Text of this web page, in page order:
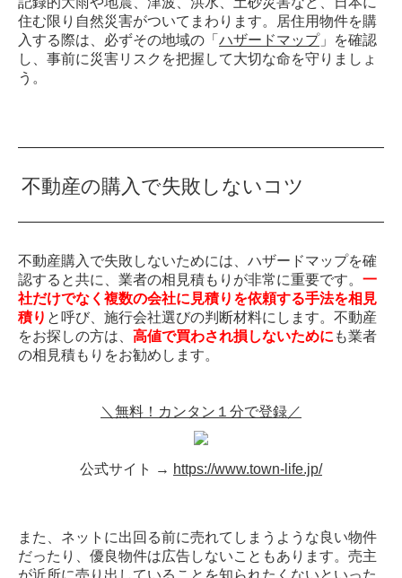
住む限り自然災害がついてまわります。居住用物件を購
入する際は、必ずその地域の「 ハザードマップ」を確認
し、事前に災害リスクを把握して大切な命を守りましょ
う。
不動産の購入で失敗しないコツ
不動産購入で失敗しないためには、ハザードマップを確
認すると共に、業者の相見積もりが非常に重要です。 一
社だけでなく複数の会社に見積りを依頼する手法を相見
積り と呼び、施行会社選びの判断材料にします。不動産
をお探しの方は、 高値で買わされ損しないために も業者
の相見積もりをお勧めします。
＼無料！カンタン１分で登録／
公式サイト → https://www.town-life.jp/
また、ネットに出回る前に売れてしまうような良い物件
だったり、優良物件は広告しないこともあります。売主
が近所に売り出していることを知られたくないといった